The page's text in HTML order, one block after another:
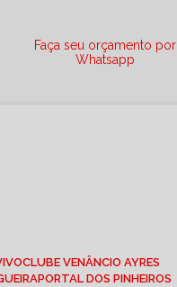
Faça seu orçamento por
Whatsapp
CLUBE VENÂNCIO AYRES
PORTAL DOS PINHEIROS